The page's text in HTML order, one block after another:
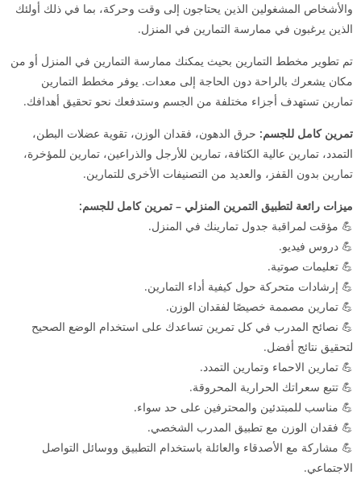
والأشخاص المشغولين الذين يحتاجون إلى وقت وحركة، بما في ذلك أولئك
الذين يرغبون في ممارسة التمارين في المنزل.
تم تطوير مخطط التمارين بحيث يمكنك ممارسة التمارين في المنزل أو من
مكان يشعرك بالراحة دون الحاجة إلى معدات. يوفر مخطط التمارين
تمارين تستهدف أجزاء مختلفة من الجسم وستدفعك نحو تحقيق أهدافك.
تمرين كامل للجسم: حرق الدهون، فقدان الوزن، تقوية عضلات البطن،
التمدد، تمارين عالية الكثافة، تمارين للأرجل والذراعين، تمارين للمؤخرة،
تمارين بدون القفز، والعديد من التصنيفات الأخرى للتمارين.
ميزات رائعة لتطبيق التمرين المنزلي – تمرين كامل للجسم:
💪 مؤقت لمراقبة جدول تمارينك في المنزل.
💪 دروس فيديو.
💪 تعليمات صوتية.
💪 إرشادات متحركة حول كيفية أداء التمارين.
💪 تمارين مصممة خصيصًا لفقدان الوزن.
💪 نصائح المدرب في كل تمرين تساعدك على استخدام الوضع الصحيح
لتحقيق نتائج أفضل.
💪 تمارين الاحماء وتمارين التمدد.
💪 تتبع سعراتك الحرارية المحروقة.
💪 مناسب للمبتدئين والمحترفين على حد سواء.
💪 فقدان الوزن مع تطبيق المدرب الشخصي.
💪 مشاركة مع الأصدقاء والعائلة باستخدام التطبيق ووسائل التواصل
الاجتماعي.